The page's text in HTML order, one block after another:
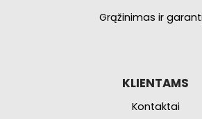
Grąžinimas ir
KLIENTAMS
Kontaktai